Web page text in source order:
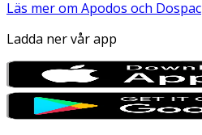
Läs mer om Apodos och Dospac
Ladda ner vår app